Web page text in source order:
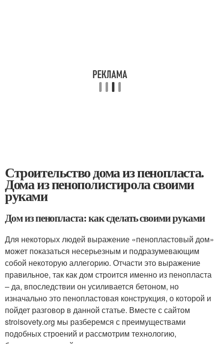
Строительство дома из пенопласта.
Дома из пенополистирола своими
руками
Дом из пенопласта: как сделать своими руками
Для некоторых людей выражение «пенопластовый дом»
может показаться несерьезным и подразумевающим
собой некоторую аллегорию. Отчасти это выражение
правильное, так как дом строится именно из пенопласта
– да, впоследствии он усиливается бетоном, но
изначально это пенопластовая конструкция, о которой и
пойдет разговор в данной статье. Вместе с сайтом
stroisovety.org мы разберемся с преимуществами
подобных строений и рассмотрим технологию,